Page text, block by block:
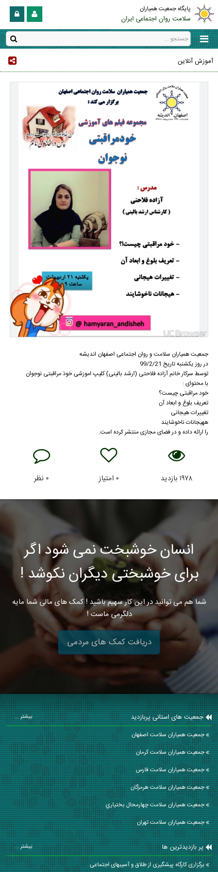
پایگاه جمعیت همیاران
سلامت روان اجتماعی ایران
آموزش آنلاین
جمعیت همیاران سلامت و روان اجتماعی اصفهان اندیشه
در روز یکشنبه تاریخ 99/2/21
توسط سرکار خانم آزاده فلاحتی (ارشد بالینی) کلیپ اموزشی خوذ مراقبتی نوجوان
با محتوای :
خود مراقبتی چیست؟
تعریف بلوغ و ابعاد آن
تغییرات هیجانی
ههیجانات ناخوشایند
را ارائه داده و در فضای مجازی منتشر کرده است.
۱۹۷۸ بازدید ۰ امتیاز ۰ نظر
انسان خوشبخت نمی شود اگر
برای خوشبختی دیگران نکوشد !
شما هم می توانید در این کار سهیم باشید ! کمک های مالی شما مایه
دلگرمی ماست !
دریافت کمک های مردمی
جمعیت های استانی پربازدید بیشتر ...
جمعیت همیاران سلامت اصفهان
جمعیت همیاران سلامت كرمان
جمعیت همیاران سلامت فارس
جمعیت همیاران سلامت هرمزگان
جمعیت همیاران سلامت چهارمحال بختياري
جمعیت همیاران سلامت تهران
پر بازدیدترین ها بیشتر ...
برگزاری کارگاه پیشگیری از طلاق و آسیبهای اجتماعی